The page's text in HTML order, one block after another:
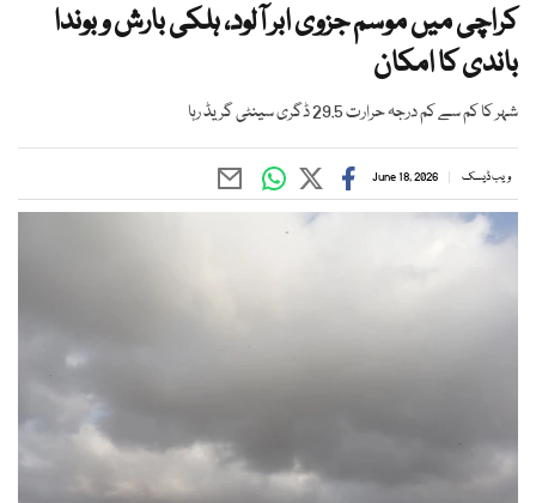
کراچی میں موسم جزوی ابر آلود، ہلکی بارش و بوندا
باندی کا امکان
شہر کا کم سے کم درجہ حرارت 29.5 ڈگری سینٹی گریڈ رہا
ویب ڈیسک June 18, 2026